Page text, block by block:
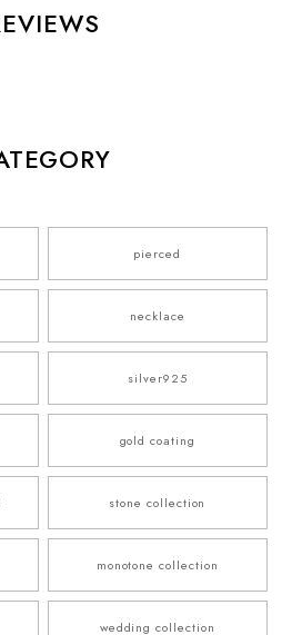
pierced
necklace
silver925
gold coating
stone collection
monotone collection
wedding collection